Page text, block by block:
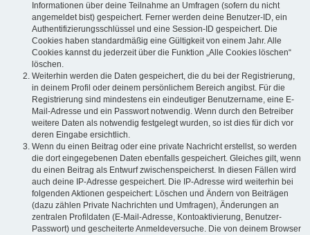
Informationen über deine Teilnahme an Umfragen (sofern du nicht
angemeldet bist) gespeichert. Ferner werden deine Benutzer-ID, ein
Authentifizierungsschlüssel und eine Session-ID gespeichert. Die
Cookies haben standardmäßig eine Gültigkeit von einem Jahr. Alle
Cookies kannst du jederzeit über die Funktion „Alle Cookies löschen“
löschen.
Weiterhin werden die Daten gespeichert, die du bei der Registrierung,
in deinem Profil oder deinem persönlichem Bereich angibst. Für die
Registrierung sind mindestens ein eindeutiger Benutzername, eine E-
Mail-Adresse und ein Passwort notwendig. Wenn durch den Betreiber
weitere Daten als notwendig festgelegt wurden, so ist dies für dich vor
deren Eingabe ersichtlich.
Wenn du einen Beitrag oder eine private Nachricht erstellst, so werden
die dort eingegebenen Daten ebenfalls gespeichert. Gleiches gilt, wenn
du einen Beitrag als Entwurf zwischenspeicherst. In diesen Fällen wird
auch deine IP-Adresse gespeichert. Die IP-Adresse wird weiterhin bei
folgenden Aktionen gespeichert: Löschen und Ändern von Beiträgen
(dazu zählen Private Nachrichten und Umfragen), Änderungen an
zentralen Profildaten (E-Mail-Adresse, Kontoaktivierung, Benutzer-
Passwort) und gescheiterte Anmeldeversuche. Die von deinem Browser